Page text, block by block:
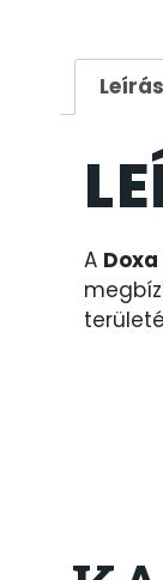
Leírás
A Doxa